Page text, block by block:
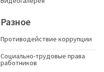
Разное
Противодействие коррупции
Социально-трудовые права
работников